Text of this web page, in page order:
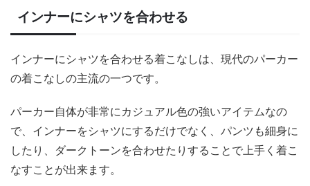
インナーにシャツを合わせる
インナーにシャツを合わせる着こなしは、現代のパーカー
の着こなしの主流の一つです。
パーカー自体が非常にカジュアル色の強いアイテムなの
で、インナーをシャツにするだけでなく、パンツも細身に
したり、ダークトーンを合わせたりすることで上手く着こ
なすことが出来ます。